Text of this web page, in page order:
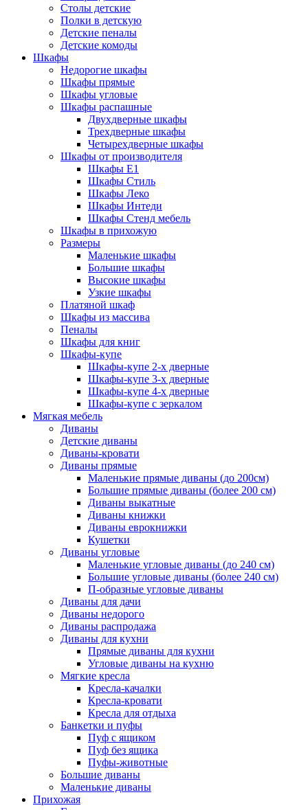
Столы детские
Полки в детскую
Детские пеналы
Детские комоды
Шкафы
Недорогие шкафы
Шкафы прямые
Шкафы угловые
Шкафы распашные
Двухдверные шкафы
Трехдверные шкафы
Четырехдверные шкафы
Шкафы от производителя
Шкафы E1
Шкафы Стиль
Шкафы Леко
Шкафы Интеди
Шкафы Стенд мебель
Шкафы в прихожую
Размеры
Маленькие шкафы
Большие шкафы
Высокие шкафы
Узкие шкафы
Платяной шкаф
Шкафы из массива
Пеналы
Шкафы для книг
Шкафы-купе
Шкафы-купе 2-х дверные
Шкафы-купе 3-х дверные
Шкафы-купе 4-х дверные
Шкафы-купе с зеркалом
Мягкая мебель
Диваны
Детские диваны
Диваны-кровати
Диваны прямые
Маленькие прямые диваны (до 200см)
Большие прямые диваны (более 200 см)
Диваны выкатные
Диваны книжки
Диваны еврокнижки
Кушетки
Диваны угловые
Маленькие угловые диваны (до 240 см)
Большие угловые диваны (более 240 см)
П-образные угловые диваны
Диваны для дачи
Диваны недорого
Диваны распродажа
Диваны для кухни
Прямые диваны для кухни
Угловые диваны на кухню
Мягкие кресла
Кресла-качалки
Кресла-кровати
Кресла для отдыха
Банкетки и пуфы
Пуф с ящиком
Пуф без ящика
Пуфы-животные
Большие диваны
Маленькие диваны
Прихожая